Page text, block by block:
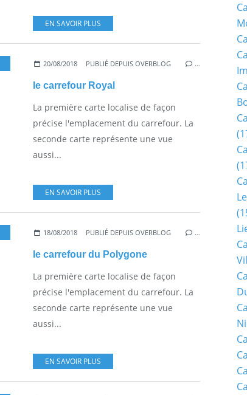
EN SAVOIR PLUS
20/08/2018 PUBLIÉ DEPUIS OVERBLOG …
le carrefour Royal
La première carte localise de façon
précise l'emplacement du carrefour. La
seconde carte représente une vue
aussi...
EN SAVOIR PLUS
18/08/2018 PUBLIÉ DEPUIS OVERBLOG …
le carrefour du Polygone
La première carte localise de façon
précise l'emplacement du carrefour. La
seconde carte représente une vue
aussi...
EN SAVOIR PLUS